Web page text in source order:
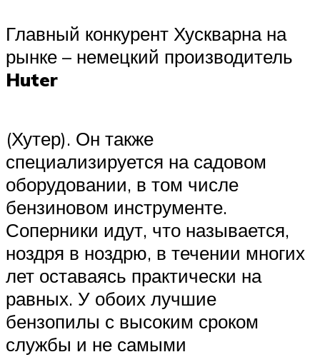
Главный конкурент Хускварна на
рынке – немецкий производитель
Huter
(Хутер). Он также
специализируется на садовом
оборудовании, в том числе
бензиновом инструменте.
Соперники идут, что называется,
ноздря в ноздрю, в течении многих
лет оставаясь практически на
равных. У обоих лучшие
бензопилы с высоким сроком
службы и не самыми